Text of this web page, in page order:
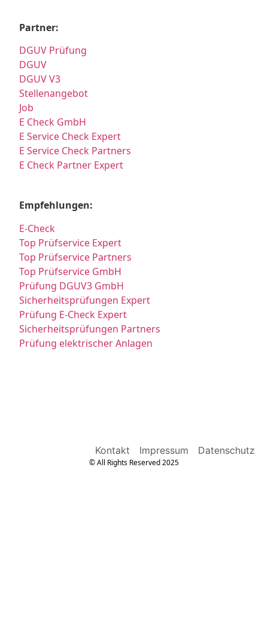
Partner:
DGUV Prüfung
DGUV
DGUV V3
Stellenangebot
Job
E Check GmbH
E Service Check Expert
E Service Check Partners
E Check Partner Expert
Empfehlungen:
E-Check
Top Prüfservice Expert
Top Prüfservice Partners
Top Prüfservice GmbH
Prüfung DGUV3 GmbH
Sicherheitsprüfungen Expert
Prüfung E-Check Expert
Sicherheitsprüfungen Partners
Prüfung elektrischer Anlagen
Kontakt Impressum Datenschutz
© All Rights Reserved 2025